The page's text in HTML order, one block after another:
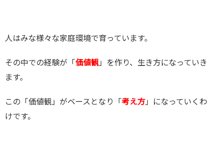
人はみな様々な家庭環境で育っています。
その中での経験が「価値観 」を作り、生き方になっていき
ます。
この「価値観」がベースとなり「考え方 」になっていくわ
けです。